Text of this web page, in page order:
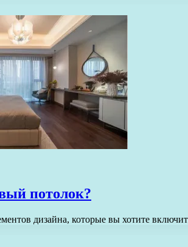
потолок?
дизайна, которые вы хотите